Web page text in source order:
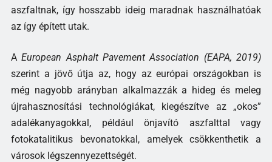
aszfaltnak, így hosszabb ideig maradnak használhatóak
az így épített utak.
AEuropean Asphalt Pavement Association (EAPA, 2019)
szerint a jövő útja az, hogy az európai országokban is
még nagyobb arányban alkalmazzák a hideg és meleg
újrahasznosítási technológiákat, kiegészítve az „okos”
adalékanyagokkal, például önjavító aszfalttal vagy
fotokatalitikus bevonatokkal, amelyek csökkenthetik a
városok légszennyezettségét.